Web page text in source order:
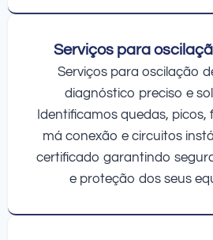
Serviços para
Serviços para oscilação
diagnóstico preciso e
Identificamos quedas,
má conexão e circuitos
certificado garantindo
e proteção dos seus